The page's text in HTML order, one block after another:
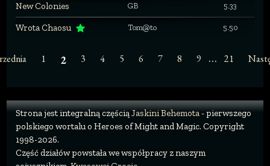
New Colonies GB 5.33
Wrota Chaosu Tom@to 5.50
1 2 3 4 5 6 7 8 9 … 21
Strona jest integralną częściąJaskini Behemota- pierwszego
polskiego wortalu o Heroes of Might and Magic. Copyright
1998-2026.
Część działów powstała we współpracy z naszym